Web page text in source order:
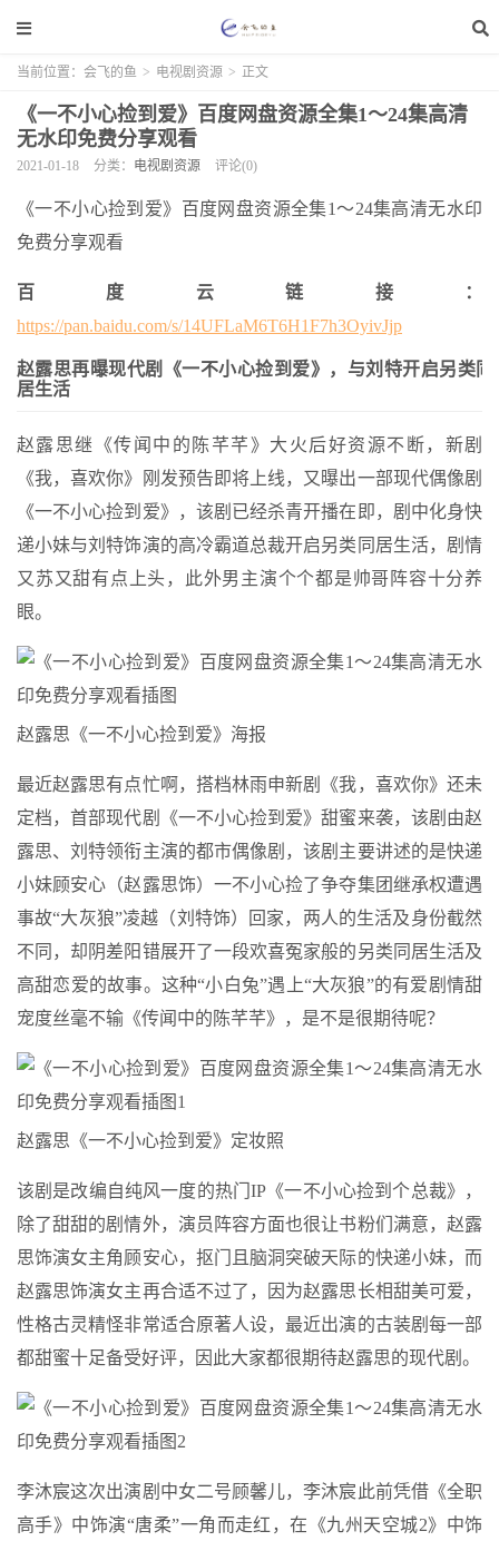
当前位置： 会飞的鱼 > 电视剧资源 > 正文
《一不小心捡到爱》百度网盘资源全集1～24集高清
无水印免费分享观看
2021-01-18 分类： 电视剧资源 评论(0)
《一不小心捡到爱》百度网盘资源全集1～24集高清无水印
免费分享观看
百度云链接：
https://pan.baidu.com/s/14UFLaM6T6H1F7h3OyivJjp
赵露思再曝现代剧《一不小心捡到爱》，与刘特开启另类同
居生活
赵露思继《传闻中的陈芊芊》大火后好资源不断，新剧
《我，喜欢你》刚发预告即将上线，又曝出一部现代偶像剧
《一不小心捡到爱》，该剧已经杀青开播在即，剧中化身快
递小妹与刘特饰演的高冷霸道总裁开启另类同居生活，剧情
又苏又甜有点上头，此外男主演个个都是帅哥阵容十分养
眼。
赵露思《一不小心捡到爱》海报
最近赵露思有点忙啊，搭档林雨申新剧《我，喜欢你》还未
定档，首部现代剧《一不小心捡到爱》甜蜜来袭，该剧由赵
露思、刘特领衔主演的都市偶像剧，该剧主要讲述的是快递
小妹顾安心（赵露思饰）一不小心捡了争夺集团继承权遭遇
事故“大灰狼”凌越（刘特饰）回家，两人的生活及身份截然
不同，却阴差阳错展开了一段欢喜冤家般的另类同居生活及
高甜恋爱的故事。这种“小白兔”遇上“大灰狼”的有爱剧情甜
宠度丝毫不输《传闻中的陈芊芊》，是不是很期待呢？
赵露思《一不小心捡到爱》定妆照
该剧是改编自纯风一度的热门IP《一不小心捡到个总裁》，
除了甜甜的剧情外，演员阵容方面也很让书粉们满意，赵露
思饰演女主角顾安心，抠门且脑洞突破天际的快递小妹，而
赵露思饰演女主再合适不过了，因为赵露思长相甜美可爱，
性格古灵精怪非常适合原著人设，最近出演的古装剧每一部
都甜蜜十足备受好评，因此大家都很期待赵露思的现代剧。
李沐宸这次出演剧中女二号顾馨儿，李沐宸此前凭借《全职
高手》中饰演“唐柔”一角而走红，在《九州天空城2》中饰